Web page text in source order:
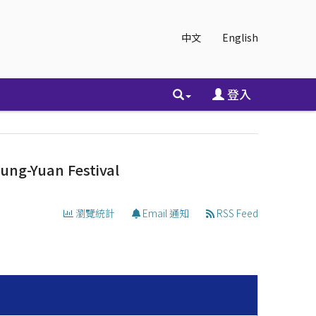
中文 English
登入
Yuan Festival
瀏覽統計 Email 通知 RSS Feed